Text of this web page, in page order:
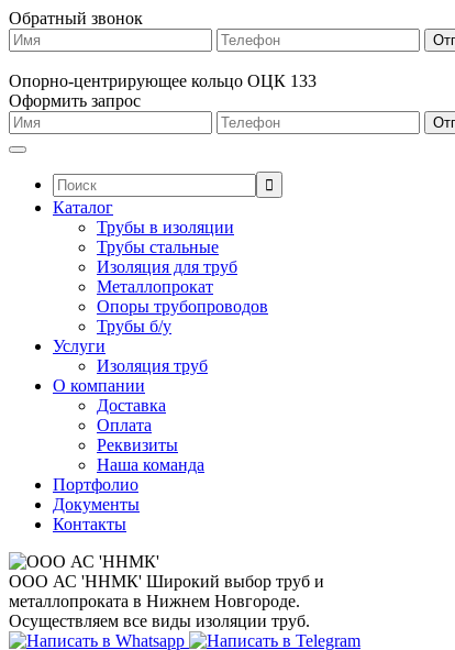
Обратный звонок
Опорно-центрирующее кольцо ОЦК 133
Оформить запрос
Поиск:
Каталог
Трубы в изоляции
Трубы стальные
Изоляция для труб
Металлопрокат
Опоры трубопроводов
Трубы б/у
Услуги
Изоляция труб
О компании
Доставка
Оплата
Реквизиты
Наша команда
Портфолио
Документы
Контакты
ООО АС 'ННМК' Широкий выбор труб и
металлопроката в Нижнем Новгороде.
Осуществляем все виды изоляции труб.